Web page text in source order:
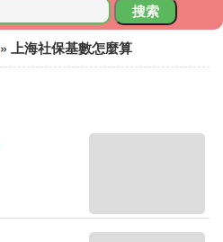
搜索
» 上海社保基數怎麼算